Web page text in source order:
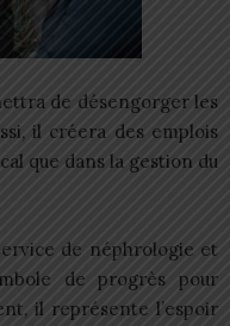
de désengorger les
il créera des emplois
que dans la gestion du
de néphrologie et
de progrès pour
il représente l’espoir